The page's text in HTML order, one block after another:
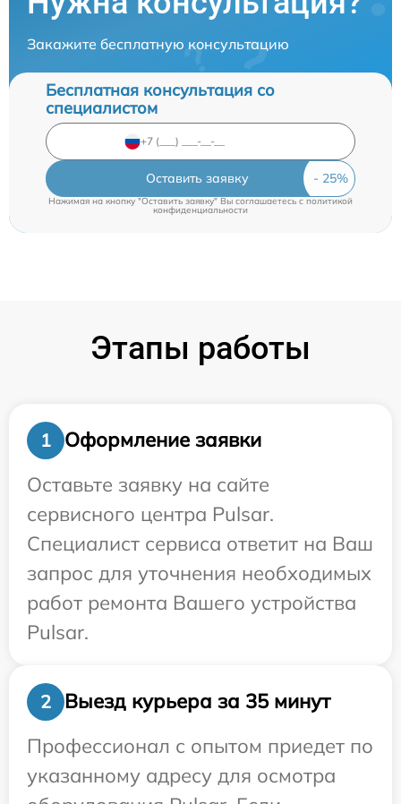
Закажите бесплатную консультацию
Бесплатная консультация со
специалистом
Оставить заявку
Нажимая на кнопку "Оставить заявку" Вы соглашаетесь cполитикой
конфиденциальности
Этапы работы
1
Оформление заявки
Оставьте заявку на сайте
сервисного центра Pulsar.
Специалист сервиса ответит на Ваш
запрос для уточнения необходимых
работ ремонта Вашего устройства
Pulsar.
2
Выезд курьера за 35 минут
Профессионал с опытом приедет по
указанному адресу для осмотра